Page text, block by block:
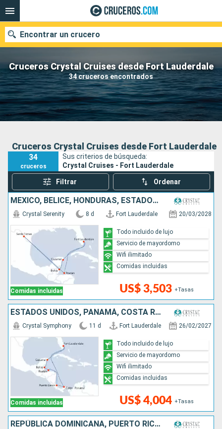
Cruceros Crystal Cruises desde Fort Lauderdale
34 cruceros encontrados
Encontrar un crucero
Nuestros destinos
Fecha de salida
Buscar
Cruceros Crystal Cruises desde Fort Lauderdale
34
cruceros
Sus criterios de búsqueda:
Crystal Cruises - Fort Lauderdale
Filtrar Ordenar
MÉXICO, BELICE, HONDURAS, ESTADOS UNIDOS
Comidas incluidas
Crystal Serenity 8 d Fort Lauderdale 20/03/2028
US$ 3,503 +Tasas
Todo incluido de lujo
Servicio de mayordomo
Wifi ilimitado
Comidas incluidas
ESTADOS UNIDOS, PANAMÁ, COSTA RICA, HONDURAS, BELICE, MÉXICO
Comidas incluidas
Crystal Symphony 11 d Fort Lauderdale 26/02/2027
US$ 4,004 +Tasas
Todo incluido de lujo
Servicio de mayordomo
Wifi ilimitado
Comidas incluidas
REPÚBLICA DOMINICANA, PUERTO RICO, FRANCIA, BAHAMAS, ESTADOS UNIDOS